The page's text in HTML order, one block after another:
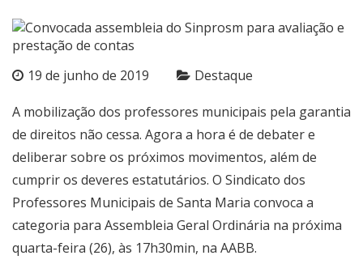
19 de junho de 2019 Destaque
A mobilização dos professores municipais pela garantia
de direitos não cessa. Agora a hora é de debater e
deliberar sobre os próximos movimentos, além de
cumprir os deveres estatutários. O Sindicato dos
Professores Municipais de Santa Maria convoca a
categoria para Assembleia Geral Ordinária na próxima
quarta-feira (26), às 17h30min, na AABB.